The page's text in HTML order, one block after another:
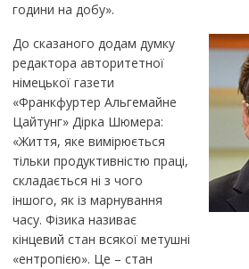
години на добу».
До сказаного додам думку
редактора авторитетної
німецької газети
«Франкфуртер Альгемайне
Цайтунг» Дірка Шюмера:
«Життя, яке вимірюється
тільки продуктивністю праці,
складається ні з чого
іншого, як із марнування
часу. Фізика називає
кінцевий стан всякої метушні
«ентропією». Це – стан